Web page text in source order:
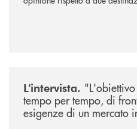
L'intervista.
tempo per tempo, di
esigenze di un mercato